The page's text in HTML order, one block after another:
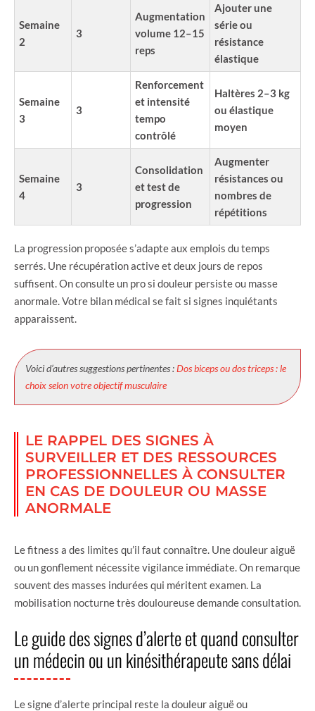
Semaine
2
3
Augmentation
volume 12–15
reps
Ajouter une
série ou
résistance
élastique
Semaine
3
3
Renforcement
et intensité
tempo
contrôlé
Haltères 2–3 kg
ou élastique
moyen
Semaine
4
3
Consolidation
et test de
progression
Augmenter
résistances ou
nombres de
répétitions
La progression proposée s’adapte aux emplois du temps
serrés. Une récupération active et deux jours de repos
suffisent. On consulte un pro si douleur persiste ou masse
anormale. Votre bilan médical se fait si signes inquiétants
apparaissent.
Voici d’autres suggestions pertinentes :Dos biceps ou dos triceps : le
choix selon votre objectif musculaire
LE RAPPEL DES SIGNES À
SURVEILLER ET DES RESSOURCES
PROFESSIONNELLES À CONSULTER
EN CAS DE DOULEUR OU MASSE
ANORMALE
Le fitness a des limites qu’il faut connaître. Une douleur aiguë
ou un gonflement nécessite vigilance immédiate. On remarque
souvent des masses indurées qui méritent examen. La
mobilisation nocturne très douloureuse demande consultation.
Le guide des signes d’alerte et quand consulter
un médecin ou un kinésithérapeute sans délai
Le signe d’alerte principal reste la douleur aiguë ou